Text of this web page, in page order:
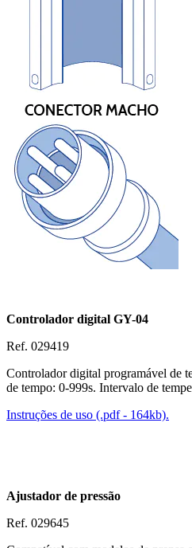
Controlador digital GY-04
Ref. 029419
Controlador digital programável de
de tempo: 0-999s. Intervalo de
Instruções de uso (.pdf - 164kb).
Ajustador de pressão
Ref. 029645